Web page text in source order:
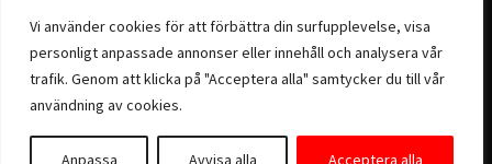
Vi använder cookies för att förbättra din surfupplevelse, visa
personligt anpassade annonser eller innehåll och analysera vår
trafik. Genom att klicka på "Acceptera alla" samtycker du till vår
användning av cookies.
Anpassa Avvisa alla Acceptera alla
Skicka